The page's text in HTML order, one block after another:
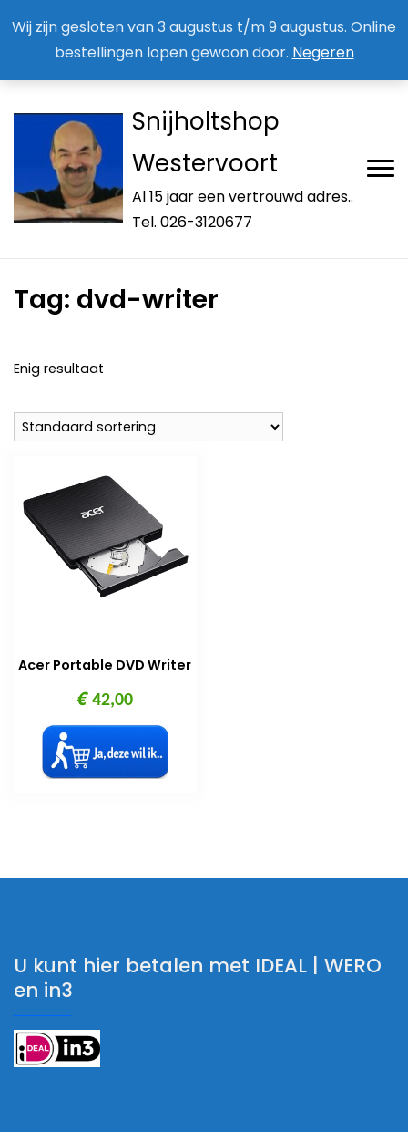
Wij zijn gesloten van 3 augustus t/m 9 augustus. Online
bestellingen lopen gewoon door. Negeren
Snijholtshop
Westervoort
Al 15 jaar een vertrouwd adres..
Tel. 026-3120677
Tag: dvd-writer
Enig resultaat
Acer Portable DVD Writer
€42,00
U kunt hier betalen met IDEAL | WERO
en in3